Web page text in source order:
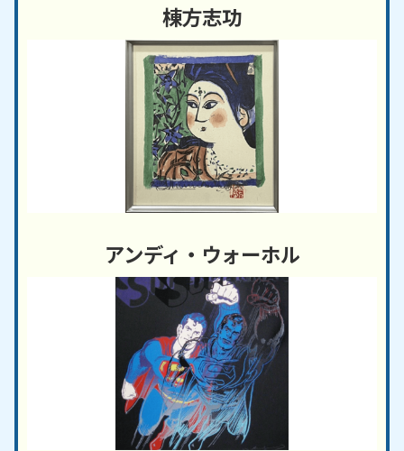
棟方志功
アンディ・ウォーホル